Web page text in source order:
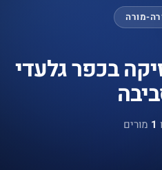
מורה
בכפר גלעדי
1 מורים